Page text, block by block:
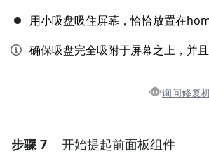
用小吸盘吸住屏幕，恰恰放置在
确保吸盘完全吸附于屏幕之上，并且
询问修复
添加一条评论
步骤 7 开始提起前面板组件